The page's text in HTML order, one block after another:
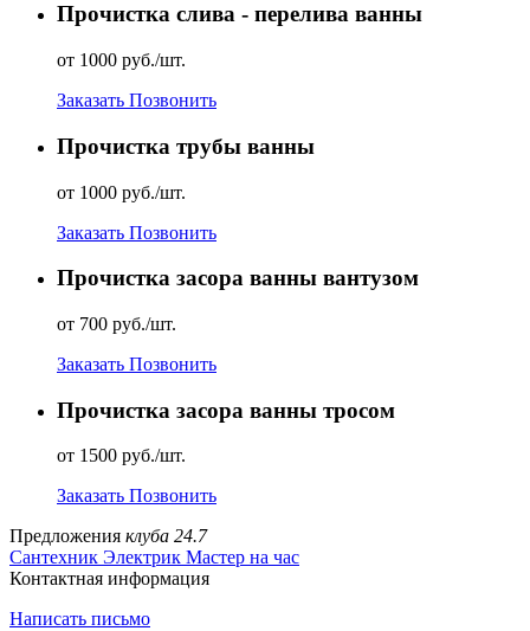
Прочистка слива - перелива ванны
от 1000 руб./шт.
Заказать Позвонить
Прочистка трубы ванны
от 1000 руб./шт.
Заказать Позвонить
Прочистка засора ванны вантузом
от 700 руб./шт.
Заказать Позвонить
Прочистка засора ванны тросом
от 1500 руб./шт.
Заказать Позвонить
Предложения клуба 24.7
Сантехник Электрик Мастер на час
Контактная информация
Написать письмо